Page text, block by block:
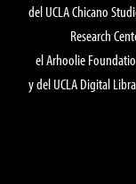
del UCLA Chicano
Research
el Arhoolie
y del UCLA Digital